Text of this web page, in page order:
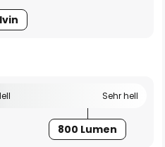
Sehr hell
800 Lumen